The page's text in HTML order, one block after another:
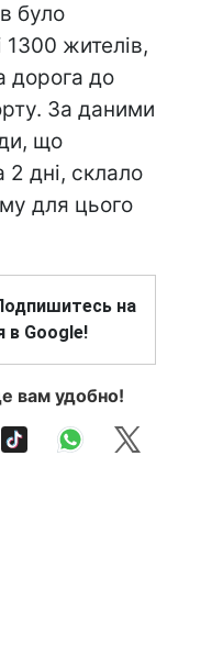
було
жителів,
дорога до
За даними
що
дні, склало
для цього
на
в Google!
вам удобно!